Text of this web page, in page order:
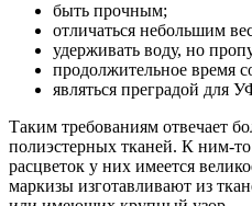
быть прочным;
отличаться небольшим
удерживать воду, но
продолжительное время
являться преградой для
Таким требованиям отвечает
полиэстерных тканей. К ним-
расцветок у них имеется
маркизы изготавливают из